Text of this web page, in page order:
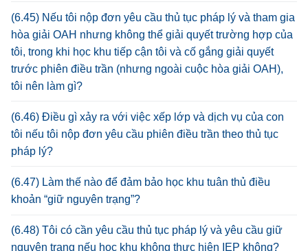
(6.45) Nếu tôi nộp đơn yêu cầu thủ tục pháp lý và tham gia
hòa giải OAH nhưng không thể giải quyết trường hợp của
tôi, trong khi học khu tiếp cận tôi và cố gắng giải quyết
trước phiên điều trần (nhưng ngoài cuộc hòa giải OAH),
tôi nên làm gì?
(6.46) Điều gì xảy ra với việc xếp lớp và dịch vụ của con
tôi nếu tôi nộp đơn yêu cầu phiên điều trần theo thủ tục
pháp lý?
(6.47) Làm thế nào để đảm bảo học khu tuân thủ điều
khoản “giữ nguyên trạng”?
(6.48) Tôi có cần yêu cầu thủ tục pháp lý và yêu cầu giữ
nguyên trạng nếu học khu không thực hiện IEP không?